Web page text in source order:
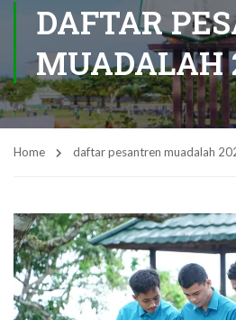
DAFTAR
MUADALAH
Home daftar pesantren muadalah